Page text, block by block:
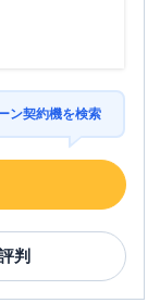
ン契約機を検索
判